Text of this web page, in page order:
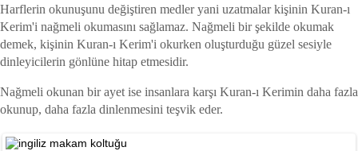
Harflerin okunuşunu değiştiren medler yani uzatmalar kişinin Kuran-ı
Kerim'i nağmeli okumasını sağlamaz. Nağmeli bir şekilde okumak
demek, kişinin Kuran-ı Kerim'i okurken oluşturduğu güzel sesiyle
dinleyicilerin gönlüne hitap etmesidir.
Nağmeli okunan bir ayet ise insanlara karşı Kuran-ı Kerimin daha fazla
okunup, daha fazla dinlenmesini teşvik eder.